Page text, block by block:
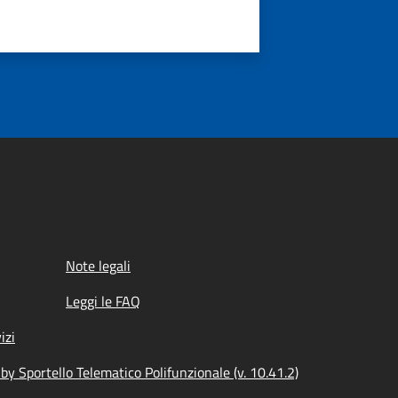
Note legali
Leggi le FAQ
Sportello Telematico Polifunzionale (v. 10.41.2)